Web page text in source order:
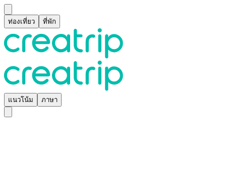
ท่องเที่ยว ที่พัก
แนวโน้ม ภาษา